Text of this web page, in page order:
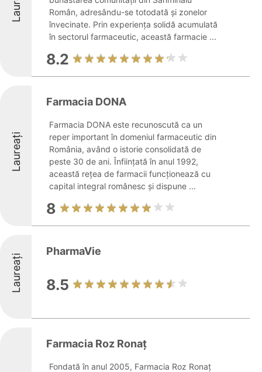
Român, adresându-se totodată și zonelor
învecinate. Prin experiența solidă acumulată
în sectorul farmaceutic, această farmacie ...
8.2
Laureați
Farmacia DONA
Farmacia DONA este recunoscută ca un
reper important în domeniul farmaceutic din
România, având o istorie consolidată de
peste 30 de ani. Înființată în anul 1992,
această rețea de farmacii funcționează cu
capital integral românesc și dispune ...
8
Laureați
PharmaVie
8.5
Farmacia Roz Ronaț
Fondată în anul 2005, Farmacia Roz Ronaț